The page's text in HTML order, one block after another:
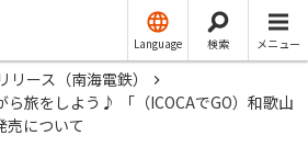
Language 検索 メニュー
リース（南海電鉄）
ら旅をしよう♪ 「（ICOCAでGO）和歌山
売について